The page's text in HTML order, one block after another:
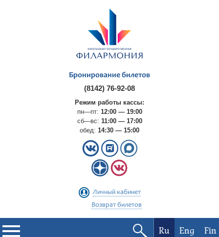
Бронирование билетов
(8142) 76-92-08
Режим работы кассы:
пн—пт: 12:00 — 19:00
сб—вс: 11:00 — 17:00
обед: 14:30 — 15:00
Личный кабинет
Возврат билетов
Ru Eng Fin